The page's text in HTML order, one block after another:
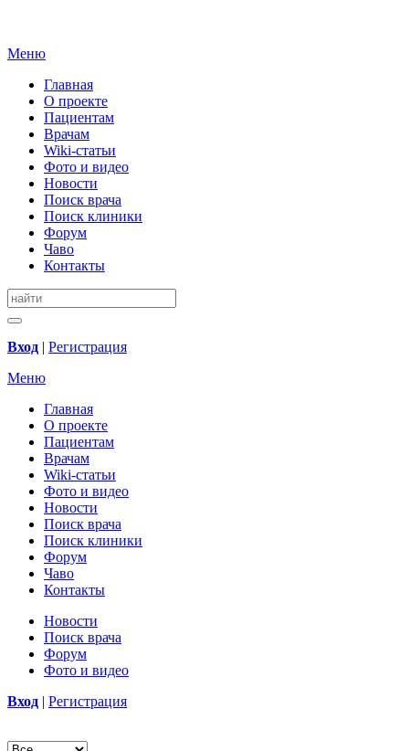
Меню
Главная
О проекте
Пациентам
Врачам
Wiki-статьи
Фото и видео
Новости
Поиск врача
Поиск клиники
Форум
Чаво
Контакты
Вход | Регистрация
Меню
Главная
О проекте
Пациентам
Врачам
Wiki-статьи
Фото и видео
Новости
Поиск врача
Поиск клиники
Форум
Чаво
Контакты
Новости
Поиск врача
Форум
Фото и видео
Вход | Регистрация